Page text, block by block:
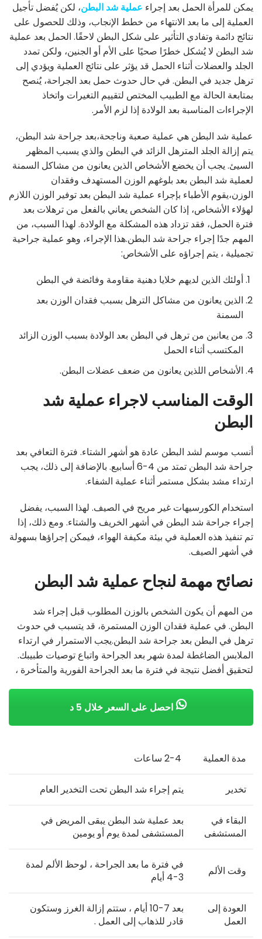
يمكن للمرأة الحمل بعد إجراء عملية شد البطن، لكن يُفضل تأجيل
العملية إلى ما بعد الانتهاء من خطط الإنجاب، وذلك للحصول على
نتائج دائمة وتفادي التأثير على شكل البطن لاحقًا. الحمل بعد عملية
شد البطن لا يُشكل خطرًا صحيًا على الأم أو الجنين، ولكن تمدد
الجلد والعضلات أثناء الحمل قد يؤثر على نتائج العملية ويؤدي إلى
ترهل جديد في البطن. في حال حدوث حمل بعد الجراحة، يُنصح
بمتابعة الحالة مع الطبيب المختص لتقييم التغيرات واتخاذ
الإجراءات المناسبة بعد الولادة إذا لزم الأمر.
عملية شد البطن هي عملية صعبة وناجحة،بعد جراحة شد البطن،
يتم إزالة الجلد المترهل الزائد في البطن والذي يسبب المظهر
السيئ. يجب أن يخضع الأشخاص الذين يعانون من مشاكل السمنة
لعملية شد البطن بعد بلوغهم الوزن المستهدف وفقدان
الوزن،يقوم الأطباء بإجراء عملية شد البطن بعد توفير الوزن اللازم
لهؤلاء الأشخاص، إذا كان الشخص يعاني بالفعل من ترهلات بعد
فترة الحمل، فقد تزداد هذه المشكلة مع الولادة. لهذا السبب، من
المهم جدًا إجراء جراحة شد البطن.هذا الإجراء، وهو عملية جراحية
تجميلية ، يتم إجراؤه على الأشخاص:
أولئك الذين لديهم خلايا دهنية مقاومة وفائضة في البطن
الذين يعانون من مشاكل الترهل بسبب فقدان الوزن بعد
السمنة
من يعانين من ترهل في البطن بعد الولادة بسبب الوزن الزائد
المكتسب أثناء الحمل
الأشخاص اللذين يعانون من ضعف عضلات البطن.
الوقت المناسب لاجراء عملية شد
البطن
أنسب موسم لشد البطن عادة هو أشهر الشتاء. فترة التعافي بعد
جراحة شد البطن تمتد من 4-6 أسابيع. بالإضافة إلى ذلك، يجب
ارتداء مشد بشكل مستمر أثناء عملية الشفاء.
استخدام الكورسيهات غير مريح في الصيف. لهذا السبب، يفضل
إجراء جراحة شد البطن في أشهر الخريف والشتاء. ومع ذلك، إذا
تم تنفيذ هذه العملية في بيئة مكيفة الهواء، فيمكن إجراؤها بسهولة
في أشهر الصيف.
نصائح مهمة لنجاح عملية شد البطن
من المهم أن يكون الشخص بالوزن المطلوب قبل إجراء شد
البطن. في عملية فقدان الوزن المستمرة، قد يتسبب في حدوث
ترهل في البطن بعد جراحة شد البطن.يجب الاستمرار في ارتداء
الملابس الضاغطة لمدة شهر بعد الجراحة واتباع توصيات طبيبك.
لتحقيق أفضل نتيجة في فترة ما بعد الجراحة الفورية والمتأخرة ،
احصل على السعر خلال 5 د
مدة العملية
تخدير يتم إجراء شد البطن تحت التخدير العام
البقاء في
المستشفى
بعد عملية شد البطن يبقى المريض في
المستشفى لمدة يوم أو يومين
وقت الألم
في فترة ما بعد الجراحة ، لوحظ الألم لمدة
3-4 أيام
العودة إلى
العمل
بعد 7-10 أيام ، ستتم إزالة الغرز وستكون
قادر للذهاب إلى العمل .